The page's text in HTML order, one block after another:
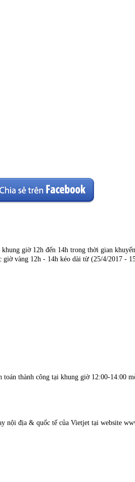
giờ 12h đến 14h trong thời gian khuyến
vàng 12h - 14h kéo dài từ (25/4/2017 -
thành công tại khung giờ 12:00-14:00
nội địa & quốc tế của Vietjet tại website